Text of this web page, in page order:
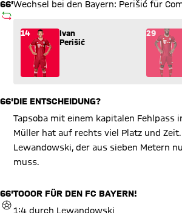
66'
AUSWECHSLUNG
Wechsel bei den Bayern: Perišić für
Wechsel: Ivan Perišić (14) kommt für
14
Ivan
Perišić
29
66'DIE ENTSCHEIDUNG?
Tapsoba mit einem kapitalen Fehlpass
Müller hat auf rechts viel Platz und
Lewandowski, der aus sieben Metern
muss.
66'
TOR
TOOOR FÜR DEN FC BAYERN!
1:4 durch Lewandowski